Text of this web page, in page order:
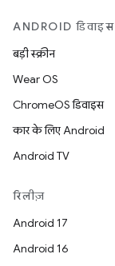
ANDROID डिवाइस
बड़ी स्क्रीन
Wear OS
ChromeOS डिवाइस
कार के लिए Android
Android TV
रिलीज़
Android 17
Android 16